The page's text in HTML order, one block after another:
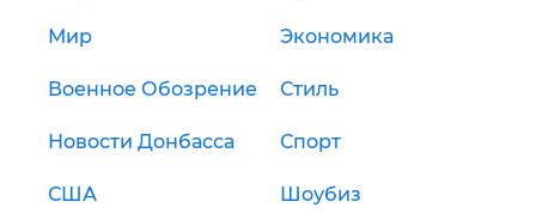
Мир Экономика
Военное Обозрение Стиль
Новости Донбасса Спорт
США Шоубиз